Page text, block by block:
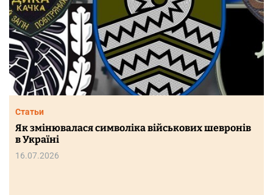
Статьи
Як змінювалася символіка військових шевронів
в Україні
16.07.2026